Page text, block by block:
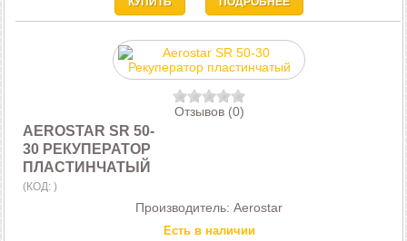
Отзывов (0)
AEROSTAR SR 50-
30 РЕКУПЕРАТОР
ПЛАСТИНЧАТЫЙ
(КОД: )
Производитель: Aerostar
Есть в наличии